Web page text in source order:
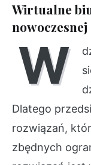
Wirtualne
W
Dlatego
rozwiązań,
zbędnych